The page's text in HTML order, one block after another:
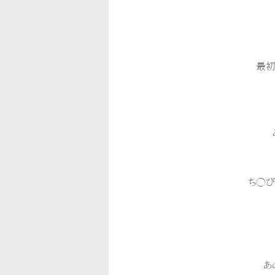
最
ち◯び
あ